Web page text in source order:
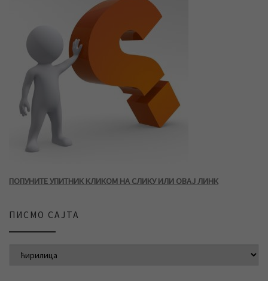
ПОПУНИТЕ УПИТНИК КЛИКОМ НА СЛИКУ ИЛИ ОВАЈ ЛИНК
ПИСМО САЈТА